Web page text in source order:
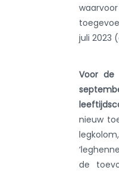
juli 2023
Voor de
nieuw
de